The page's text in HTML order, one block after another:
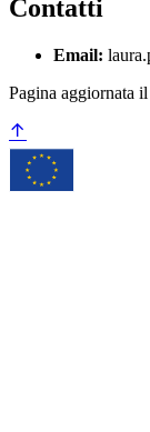
Contatti
Email:
Pagina aggiornata